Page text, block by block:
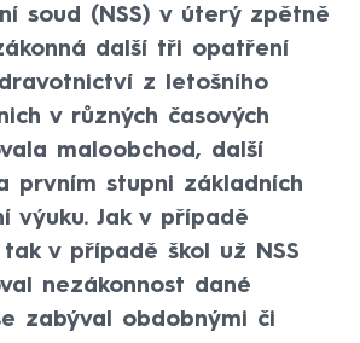
soud (NSS) v úterý zpětně
další tři opatření
z letošního
v různých časových
maloobchod, další
prvním stupni základních
výuku. Jak v případě
v případě škol už NSS
nezákonnost dané
zabýval obdobnými či